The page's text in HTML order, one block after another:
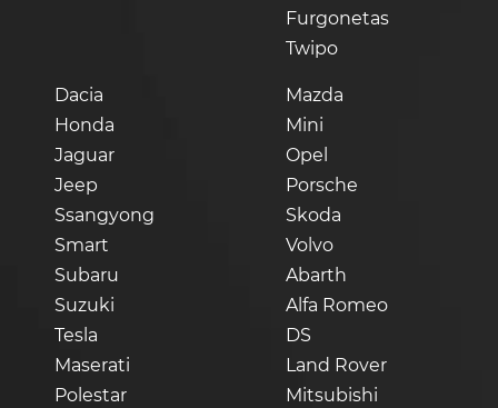
Dacia
Honda
Jaguar
Jeep
Ssangyong
Smart
Subaru
Suzuki
Tesla
Maserati
Polestar
Mazda
Mini
Opel
Porsche
Skoda
Volvo
Abarth
Alfa Romeo
DS
Land Rover
Mitsubishi
Furgonetas
Twipo